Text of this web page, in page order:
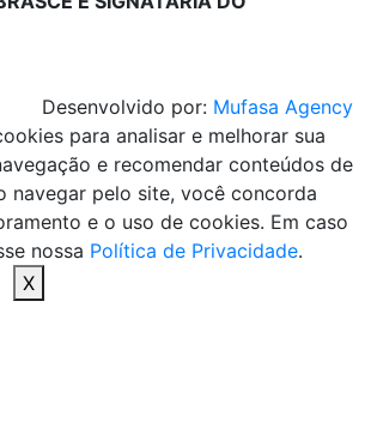
Desenvolvido por: Mufasa Agency
para analisar e melhorar sua
e recomendar conteúdos de
navegar pelo site, você concorda
e o uso de cookies. Em caso
nossa Política de Privacidade.
X